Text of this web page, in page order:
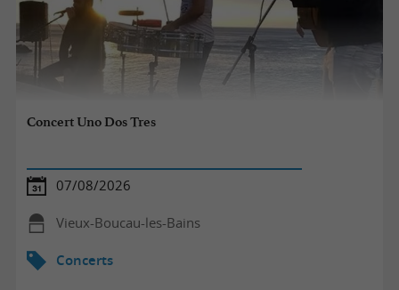
Concert Uno Dos Tres
07/08/2026
Vieux-Boucau-les-Bains
Concerts